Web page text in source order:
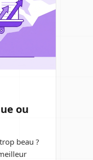
ou
beau ?